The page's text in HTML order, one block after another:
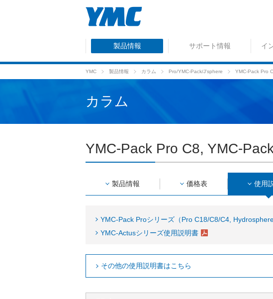
製品情報 サポート情報 イ
YMC 製品情報 カラム Pro/YMC-Pack/J'sphere YMC-Pack Pro
カラム
YMC-Pack Pro C8, YMC-
製品情報 価格表 使用
YMC-Pack Proシリーズ（Pro C18/C8/C4,
YMC-Actusシリーズ使用説明書
その他の使用説明書はこちら